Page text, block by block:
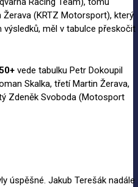
(KRTZ Motorsport), který
měl v tabulce přeskočit
50+ vede tabulku Petr Dokoupil
Skalka, třetí Martin Žerava,
Zdeněk Svoboda (Motosport
úspěšné. Jakub Terešák nadále